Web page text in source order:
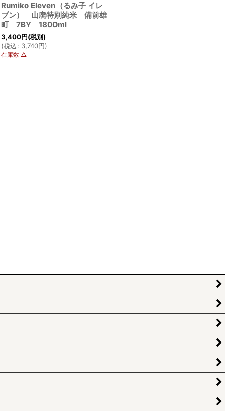
Rumiko Eleven（るみ子 イレ
ブン） 山廃特別純米 備前雄
町 7BY 1800ml
3,400円(税別)
(税込: 3,740円)
在庫数 △